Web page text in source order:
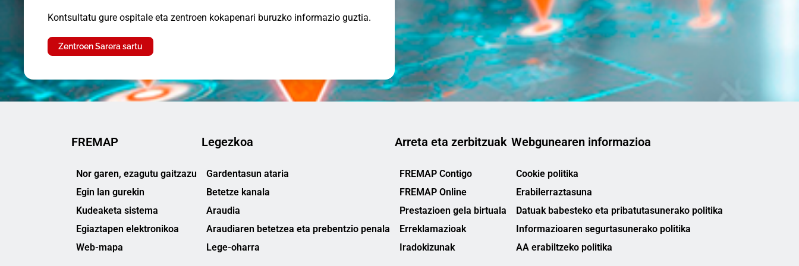
Kontsultatu gure ospitale eta zentroen kokapenari buruzko informazio guztia.
Zentroen Sarera sartu
FREMAP
Nor garen, ezagutu gaitzazu
Egin lan gurekin
Kudeaketa sistema
Egiaztapen elektronikoa
Web-mapa
Legezkoa
Gardentasun ataria
Betetze kanala
Araudia
Araudiaren betetzea eta prebentzio penala
Lege-oharra
Arreta eta zerbitzuak
FREMAP Contigo
FREMAP Online
Prestazioen gela birtuala
Erreklamazioak
Iradokizunak
Webgunearen informazioa
Cookie politika
Erabilerraztasuna
Datuak babesteko eta pribatutasunerako politika
Informazioaren segurtasunerako politika
AA erabiltzeko politika